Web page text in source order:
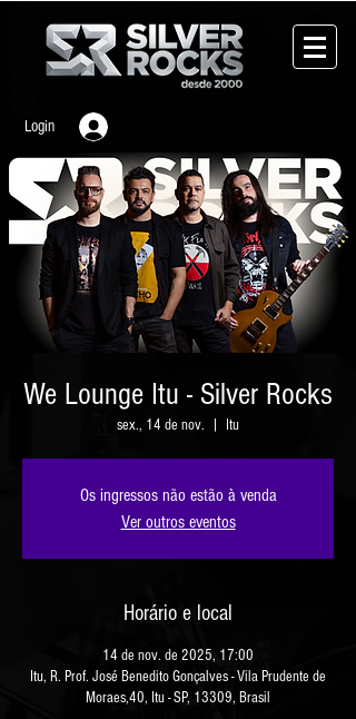
Login
We Lounge Itu - Silver Rocks
sex., 14 de nov. Itu
Os ingressos não estão à venda
Ver outros eventos
Horário e local
14 de nov. de 2025, 17:00
Itu, R. Prof. José Benedito Gonçalves - Vila Prudente de
Moraes,40, Itu - SP, 13309, Brasil